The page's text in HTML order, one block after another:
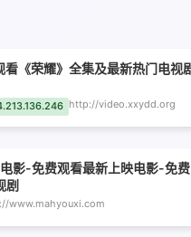
《荣耀》全集及最新热门电视
http://video.xxydd.org
影-免费观看最新上映电影-免费
剧
www.mahyouxi.com